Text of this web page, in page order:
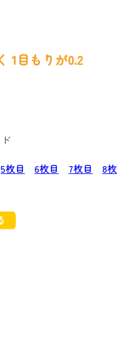
1目もりが0.2
5枚目 6枚目 7枚目
8枚